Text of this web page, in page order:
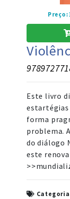
Preço:
Este livro
estartégias
forma
problema.
do diálogo
este